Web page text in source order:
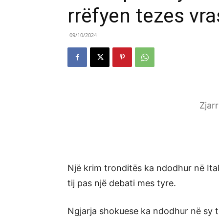
rrëfyen tezes
09/10/2024
Një krim tronditës ka ndodhur në
tij pas një debati mes tyre.
Ngjarja shokuese ka ndodhur në